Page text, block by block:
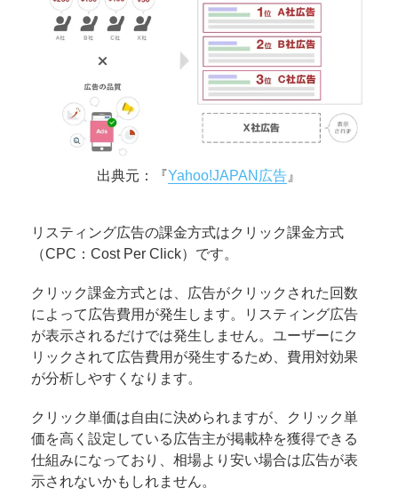
出典元：『Yahoo!JAPAN広告 』
リスティング広告の課金方式はクリック課金方式
（CPC：Cost Per Click）です。
クリック課金方式とは、広告がクリックされた回数
によって広告費用が発生します。リスティング広告
が表示されるだけでは発生しません。ユーザーにク
リックされて広告費用が発生するため、費用対効果
が分析しやすくなります。
クリック単価は自由に決められますが、クリック単
価を高く設定している広告主が掲載枠を獲得できる
仕組みになっており、相場より安い場合は広告が表
示されないかもしれません。